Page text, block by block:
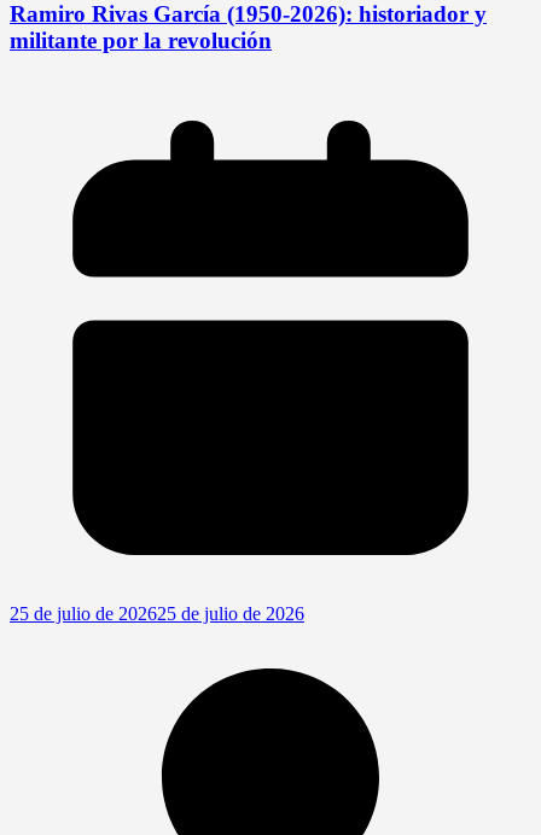
Ramiro Rivas García (1950-2026): historiador y
militante por la revolución
25 de julio de 202625 de julio de 2026